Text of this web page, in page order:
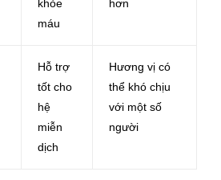
khỏe
máu
hơn
Hỗ trợ
tốt cho
hệ
miễn
dịch
Hương vị có
thể khó chịu
với một số
người